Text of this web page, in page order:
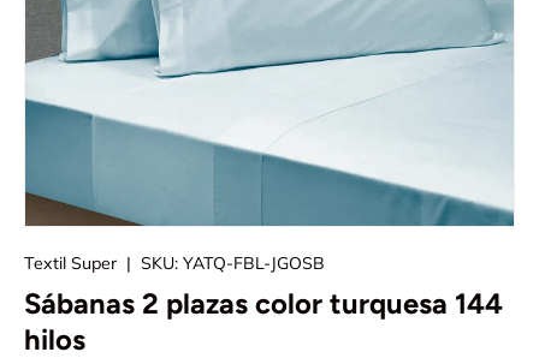
Textil Super | SKU: YATQ-FBL-JGOSB
Sábanas 2 plazas color turquesa 144
hilos